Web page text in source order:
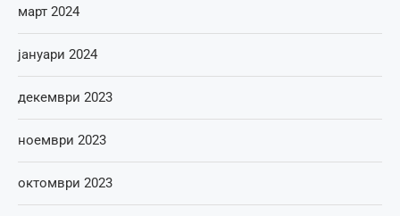
март 2024
јануари 2024
декември 2023
ноември 2023
октомври 2023